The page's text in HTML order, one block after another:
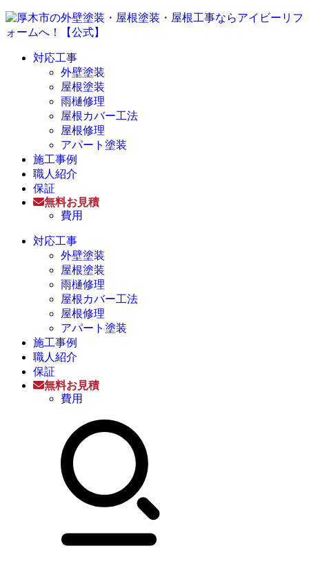
対応工事
外壁塗装
屋根塗装
雨樋修理
屋根カバー工法
屋根修理
アパート塗装
施工事例
職人紹介
保証
無料お見積
費用
対応工事
外壁塗装
屋根塗装
雨樋修理
屋根カバー工法
屋根修理
アパート塗装
施工事例
職人紹介
保証
無料お見積
費用